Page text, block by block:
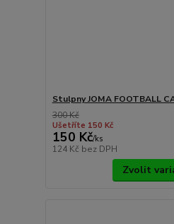
Stulpny JOMA FOOTBALL
300 Kč
Ušetříte 150 Kč
150 Kč/ks
124 Kč bez DPH
Zvolit